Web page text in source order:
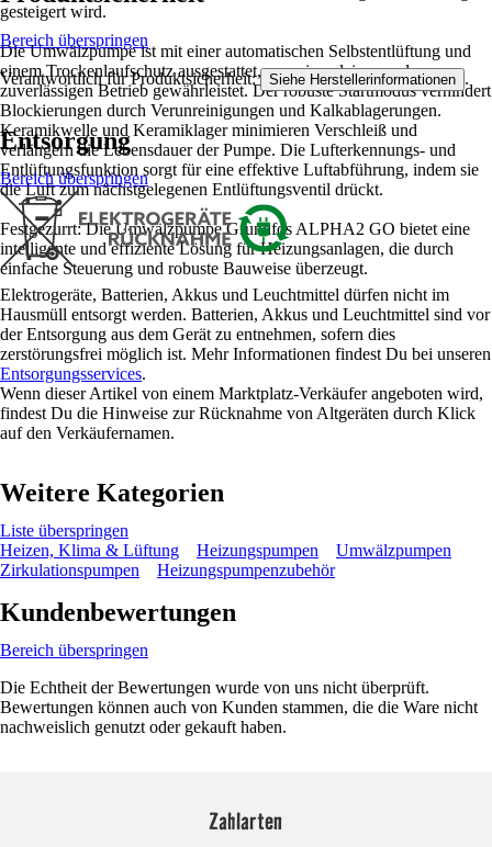
gesteigert wird.
Die Umwälzpumpe ist mit einer automatischen Selbstentlüftung und
einem Trockenlaufschutz ausgestattet, was einen leisen und
zuverlässigen Betrieb gewährleistet. Der robuste Startmodus verhindert
Blockierungen durch Verunreinigungen und Kalkablagerungen.
Keramikwelle und Keramiklager minimieren Verschleiß und
verlängern die Lebensdauer der Pumpe. Die Lufterkennungs- und
Entlüftungsfunktion sorgt für eine effektive Luftabführung, indem sie
die Luft zum nächstgelegenen Entlüftungsventil drückt.
Festgezurrt: Die Umwälzpumpe Grundfos ALPHA2 GO bietet eine
intelligente und effiziente Lösung für Heizungsanlagen, die durch
einfache Steuerung und robuste Bauweise überzeugt.
Bereich überspringen
Verantwortlich für Produktsicherheit: Siehe Herstellerinformationen .
Entsorgung
Bereich überspringen
Elektrogeräte, Batterien, Akkus und Leuchtmittel dürfen nicht im
Hausmüll entsorgt werden. Batterien, Akkus und Leuchtmittel sind vor
der Entsorgung aus dem Gerät zu entnehmen, sofern dies
zerstörungsfrei möglich ist. Mehr Informationen findest Du bei unseren
Entsorgungsservices.
Wenn dieser Artikel von einem Marktplatz-Verkäufer angeboten wird,
findest Du die Hinweise zur Rücknahme von Altgeräten durch Klick
auf den Verkäufernamen.
Weitere Kategorien
Liste überspringen
Heizen, Klima & Lüftung
Heizungspumpen
Umwälzpumpen
Zirkulationspumpen
Heizungspumpenzubehör
Kundenbewertungen
Bereich überspringen
Die Echtheit der Bewertungen wurde von uns nicht überprüft.
Bewertungen können auch von Kunden stammen, die die Ware nicht
nachweislich genutzt oder gekauft haben.
Zahlarten